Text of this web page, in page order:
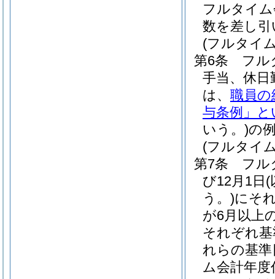
フルタイ
数を差し
(フルタイ
第6条
フル
手当、休日
は、 職員の
与条例」と
いう。)の
(フルタイ
第7条
フル
び12月1日 (
う。)にそ
が6月以上
それぞれ
れらの基
ム会計年